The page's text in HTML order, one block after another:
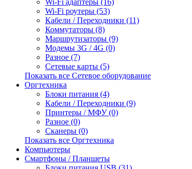
Wi-Fi адаптеры (16)
Wi-Fi роутеры (53)
Кабели / Переходники (11)
Коммутаторы (8)
Маршрутизаторы (9)
Модемы 3G / 4G (0)
Разное (7)
Сетевые карты (5)
Показать все Сетевое оборудование
Оргтехника
Блоки питания (4)
Кабели / Переходники (9)
Принтеры / МФУ (0)
Разное (0)
Сканеры (0)
Показать все Оргтехника
Компьютеры
Смартфоны / Планшеты